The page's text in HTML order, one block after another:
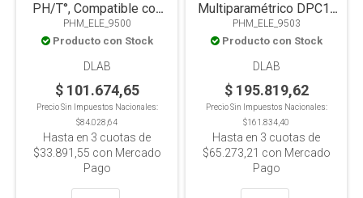
PH/T°, Compatible con
DPH1, DPH1+, DPC1 y
DPC1+
PHM_ELE_9500
Producto con Stock
DLAB
$ 101.674,65
Precio Sin Impuestos Nacionales:
$84.028,64
Hasta en 3 cuotas de
$33.891,55 con Mercado
Pago
Multiparamétrico DPC1-
S
PH/MV/COND/TDS/SAL/T°,
Compatible con DPC1 y
PHM_ELE_9503
Producto con Stock
DLAB
$ 195.819,62
Precio Sin Impuestos Nacionales:
$161.834,40
Hasta en 3 cuotas de
$65.273,21 con Mercado
Pago